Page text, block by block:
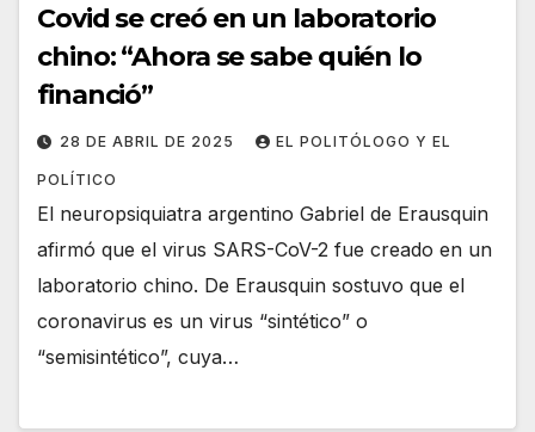
Covid se creó en un laboratorio
chino: “Ahora se sabe quién lo
financió”
28 DE ABRIL DE 2025 EL POLITÓLOGO Y EL
POLÍTICO
El neuropsiquiatra argentino Gabriel de Erausquin
afirmó que el virus SARS-CoV-2 fue creado en un
laboratorio chino. De Erausquin sostuvo que el
coronavirus es un virus “sintético” o
“semisintético”, cuya…